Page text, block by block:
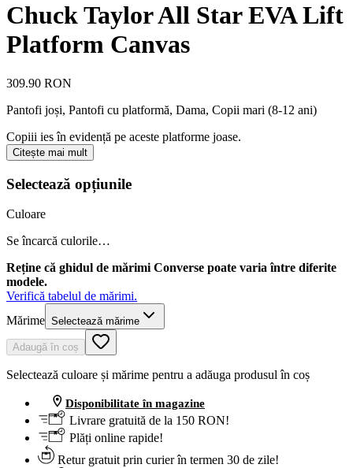
Chuck Taylor All Star EVA Lift
Platform Canvas
309.90 RON
Pantofi joși, Pantofi cu platformă, Dama, Copii mari (8-12 ani)
Copiii ies în evidență pe aceste platforme joase.
Citește mai mult
Selectează opțiunile
Culoare
Se încarcă culorile…
Reține că ghidul de mărimi Converse poate varia între diferite
modele.
Verifică tabelul de mărimi.
Mărime Selectează mărime
Adaugă în coș
Selectează culoare și mărime pentru a adăuga produsul în coș
Disponibilitate în magazine
Livrare gratuită de la 150 RON!
Plăți online rapide!
Retur gratuit prin curier în termen 30 de zile!